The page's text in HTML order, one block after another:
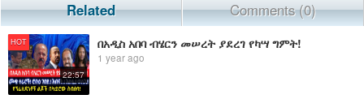
Related Comments (0)
HOT
22:57
በአዲስ አበባ ብሄርን መሠረት ያደረገ የካሣ ግምት!
1 year ago